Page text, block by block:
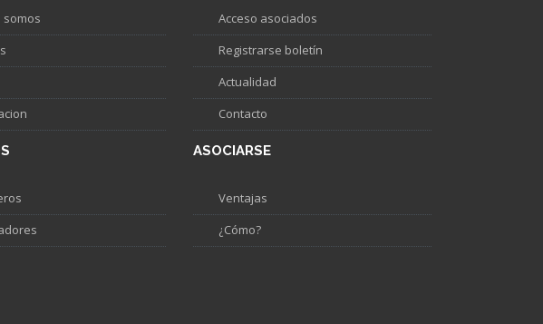
somos
Acceso asociados
Registrarse boletín
Actualidad
Contacto
ASOCIARSE
Ventajas
¿Cómo?